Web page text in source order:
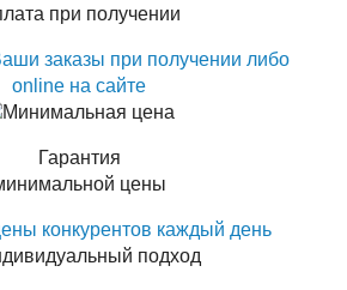
при получении
заказы при получении либо
online на сайте
Гарантия
цены
конкурентов каждый день